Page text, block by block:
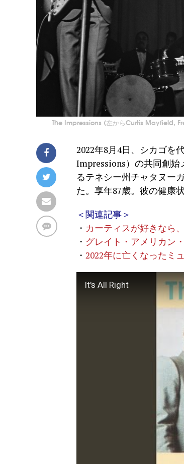
The Impressions (左からCurtis Mayfield,
2022年8月4日、シカゴを
Impressions）の共同創始
るテネシー州チャタヌー
た。享年87歳。彼の健康
＜関連記事＞
・ カーティスが好きなら
・ グレイト・アメリカン
・ 2022年に亡くなったミ
It's All Right